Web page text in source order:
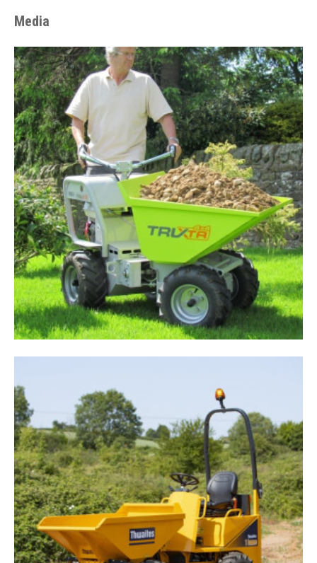
Media